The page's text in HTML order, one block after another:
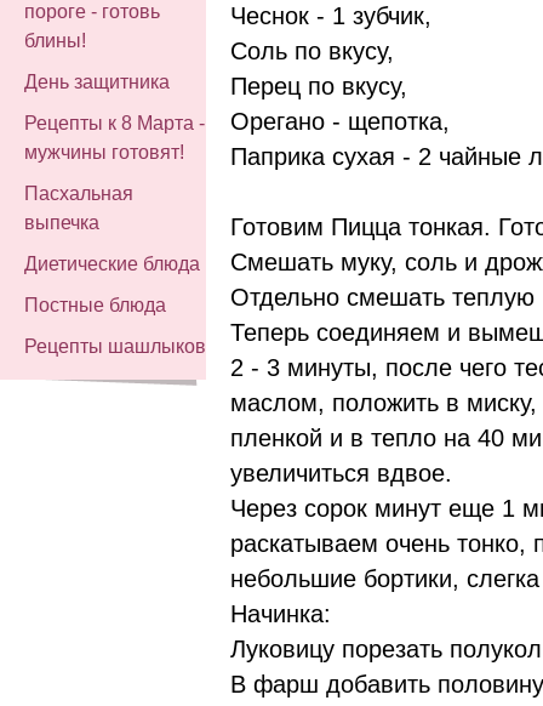
пороге - готовь
блины!
День защитника
Рецепты к 8 Марта -
мужчины готовят!
Пасхальная
выпечка
Диетические блюда
Постные блюда
Рецепты шашлыков
Чеснок - 1 зубчик,
Соль по вкусу,
Перец по вкусу,
Орегано - щепотка,
Паприка сухая - 2 чайные
Готовим Пицца тонкая.
Смешать муку, соль и
Отдельно смешать
Теперь соединяем и
2 - 3 минуты, после чего
маслом, положить в
пленкой и в тепло на 40
увеличиться вдвое.
Через сорок минут еще 1
раскатываем очень тонко,
небольшие бортики,
Начинка:
Луковицу порезать
В фарш добавить